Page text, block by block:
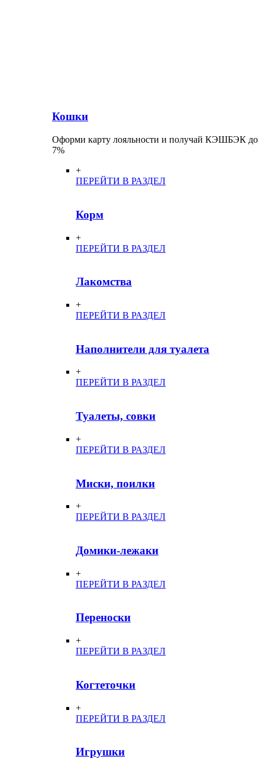
Кошки
Оформи карту лояльности и получай КЭШБЭК до
7%
+
ПЕРЕЙТИ В РАЗДЕЛ
Корм
+
ПЕРЕЙТИ В РАЗДЕЛ
Лакомства
+
ПЕРЕЙТИ В РАЗДЕЛ
Наполнители для туалета
+
ПЕРЕЙТИ В РАЗДЕЛ
Туалеты, совки
+
ПЕРЕЙТИ В РАЗДЕЛ
Миски, поилки
+
ПЕРЕЙТИ В РАЗДЕЛ
Домики-лежаки
+
ПЕРЕЙТИ В РАЗДЕЛ
Переноски
+
ПЕРЕЙТИ В РАЗДЕЛ
Когтеточки
+
ПЕРЕЙТИ В РАЗДЕЛ
Игрушки